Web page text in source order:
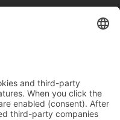
dekoration
haus kamin